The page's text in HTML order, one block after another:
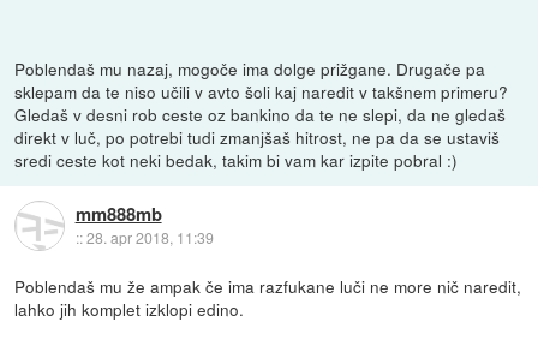
Poblendaš mu nazaj, mogoče ima dolge prižgane. Drugače pa
sklepam da te niso učili v avto šoli kaj naredit v takšnem primeru?
Gledaš v desni rob ceste oz bankino da te ne slepi, da ne gledaš
direkt v luč, po potrebi tudi zmanjšaš hitrost, ne pa da se ustaviš
sredi ceste kot neki bedak, takim bi vam kar izpite pobral :)
mm888mb
::28. apr 2018, 11:39
Poblendaš mu že ampak če ima razfukane luči ne more nič naredit,
lahko jih komplet izklopi edino.